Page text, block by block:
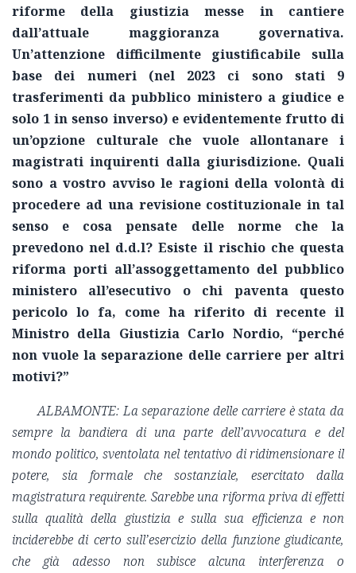
riforme della giustizia messe in cantiere
dall’attuale maggioranza governativa.
Un’attenzione difficilmente giustificabile sulla
base dei numeri (nel 2023 ci sono stati 9
trasferimenti da pubblico ministero a giudice e
solo 1 in senso inverso) e evidentemente frutto di
un’opzione culturale che vuole allontanare i
magistrati inquirenti dalla giurisdizione. Quali
sono a vostro avviso le ragioni della volontà di
procedere ad una revisione costituzionale in tal
senso e cosa pensate delle norme che la
prevedono nel d.d.l? Esiste il rischio che questa
riforma porti all’assoggettamento del pubblico
ministero all’esecutivo o chi paventa questo
pericolo lo fa, come ha riferito di recente il
Ministro della Giustizia Carlo Nordio, “perché
non vuole la separazione delle carriere per altri
motivi?”
ALBAMONTE: La separazione delle carriere è stata da
sempre la bandiera di una parte dell’avvocatura e del
mondo politico, sventolata nel tentativo di ridimensionare il
potere, sia formale che sostanziale, esercitato dalla
magistratura requirente. Sarebbe una riforma priva di effetti
sulla qualità della giustizia e sulla sua efficienza e non
inciderebbe di certo sull’esercizio della funzione giudicante,
che già adesso non subisce alcuna interferenza o